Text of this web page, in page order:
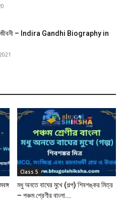
জীবনী – Indira Gandhi Biography in
Class 5
মধু অনতে বাঘের মুখে (গল্প) শিবশঙ্কর মিত্র
– পঞ্চম শ্রেণীর বাংলা...